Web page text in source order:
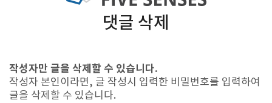
댓글 삭제
작성자만 글을 삭제할 수 있습니다.
작성자 본인이라면, 글 작성시 입력한 비밀번호를 입력하여
글을 삭제할 수 있습니다.